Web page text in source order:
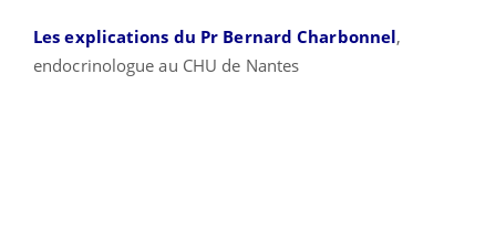
Les explications du Pr Bernard Charbonnel,
endocrinologue au CHU de Nantes